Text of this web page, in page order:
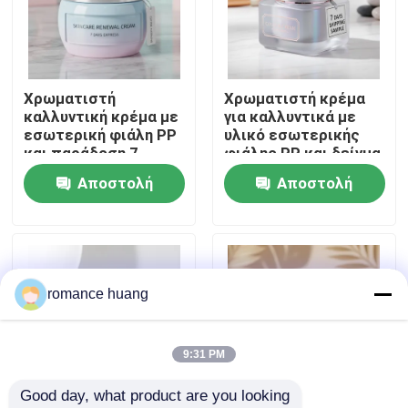
Γύρος εργοστασίων
Ποιοτικός έλεγχος
επαφή
Καλλυντικό χωρίς αέρα μπουκάλι
Καλλυντικό βάζο κρέμας
Χρωματιστή
καλλυντική κρέμα με
εσωτερική φιάλη PP
και παράδοση 7
ημερών για
συσκευασία
περιποίησης
Αποστολή
Χρωματιστή κρέμα
για καλλυντικά με
υλικό εσωτερικής
φιάλης PP και δείγμα
αποστολής 7 ημερών
Αποστολή
romance huang
9:31 PM
Good day, what product are you looking